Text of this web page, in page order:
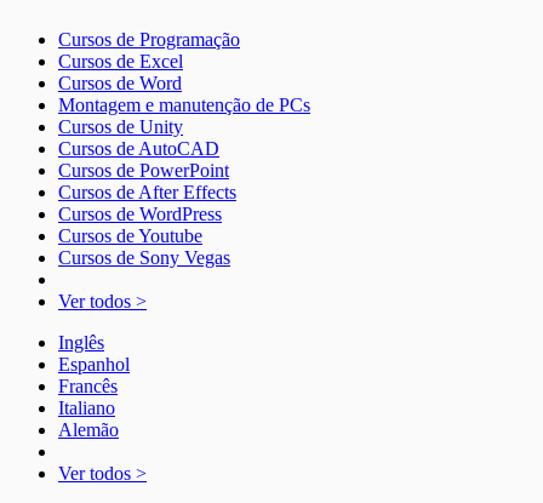
Cursos de Programação
Cursos de Excel
Cursos de Word
Montagem e manutenção de PCs
Cursos de Unity
Cursos de AutoCAD
Cursos de PowerPoint
Cursos de After Effects
Cursos de WordPress
Cursos de Youtube
Cursos de Sony Vegas
Ver todos >
Inglês
Espanhol
Francês
Italiano
Alemão
Ver todos >